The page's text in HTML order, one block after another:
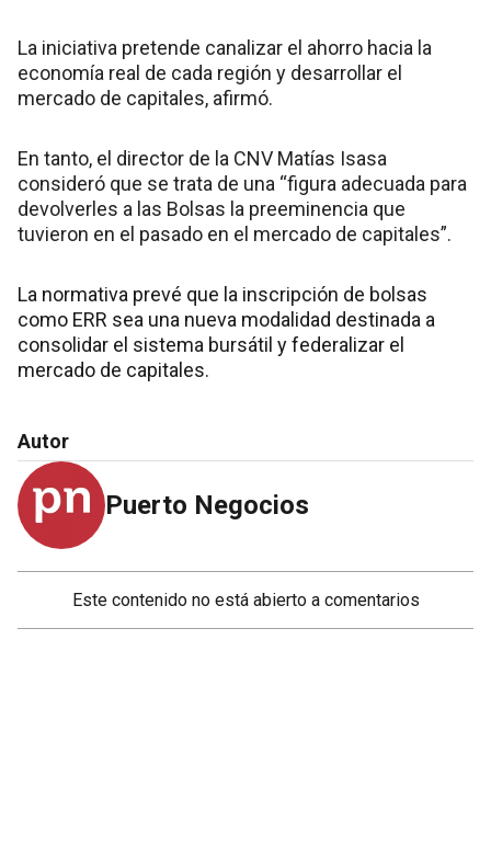
La iniciativa pretende canalizar el ahorro hacia la
economía real de cada región y desarrollar el
mercado de capitales, afirmó.
En tanto, el director de la CNV Matías Isasa
consideró que se trata de una “figura adecuada para
devolverles a las Bolsas la preeminencia que
tuvieron en el pasado en el mercado de capitales”.
La normativa prevé que la inscripción de bolsas
como ERR sea una nueva modalidad destinada a
consolidar el sistema bursátil y federalizar el
mercado de capitales.
Autor
Puerto Negocios
Este contenido no está abierto a comentarios